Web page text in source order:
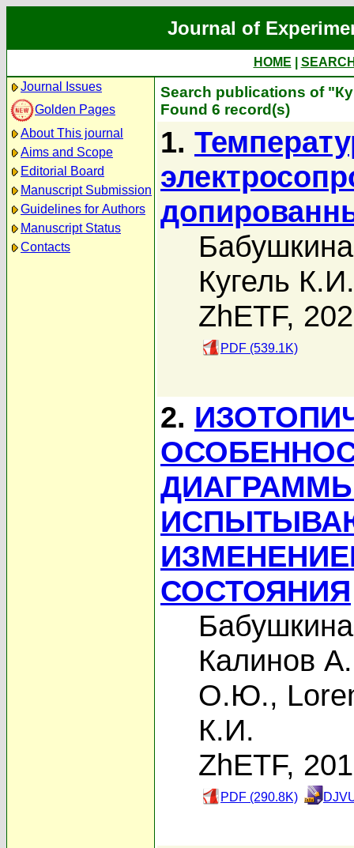
Journal of
HOME
Journal Issues
Golden Pages
About This journal
Aims and Scope
Editorial Board
Manuscript Submission
Guidelines for Authors
Manuscript Status
Contacts
Search publications of
Found 6 record(s)
1.
Кугель К.И.
ZhETF,
PDF (539.1K)
2.
СОСТОЯНИЯ
Калинов
О.Ю.,
К.И.
ZhETF,
PDF (290.8K)